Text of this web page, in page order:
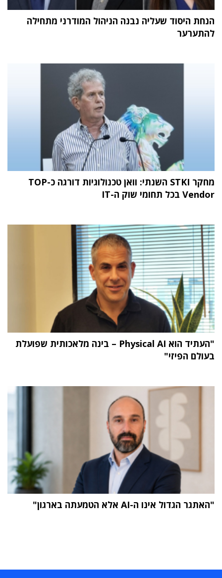
הנחת היסוד שעליה נבנה הניהול המודרני מתחילה
להתערער
מחקר STKI השנתי: וואן טכנולוגיות דורגה כ-TOP
Vendor בכל תחומי שוק ה-IT
"העתיד הוא Physical AI – בינה מלאכותית שפועלת
בעולם הפיזי"
"האתגר הגדול אינו ה-AI אלא הטמעתה בארגון"